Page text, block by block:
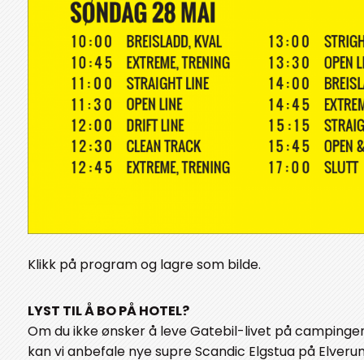
Klikk på program og lagre som bilde.
LYST TIL Å BO PÅ HOTEL?
Om du ikke ønsker å leve Gatebil-livet på
kan vi anbefale nye supre Scandic Elgstua på